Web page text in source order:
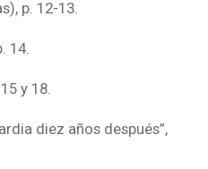
p. 12-13.
14.
y 18.
diez años después”,